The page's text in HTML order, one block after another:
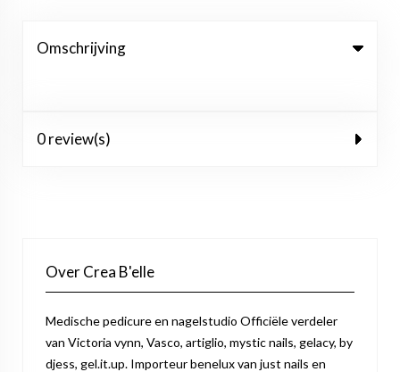
Omschrijving
0 review(s)
Over Crea B'elle
Medische pedicure en nagelstudio Officiële verdeler
van Victoria vynn, Vasco, artiglio, mystic nails, gelacy, by
djess, gel.it.up. Importeur benelux van just nails en